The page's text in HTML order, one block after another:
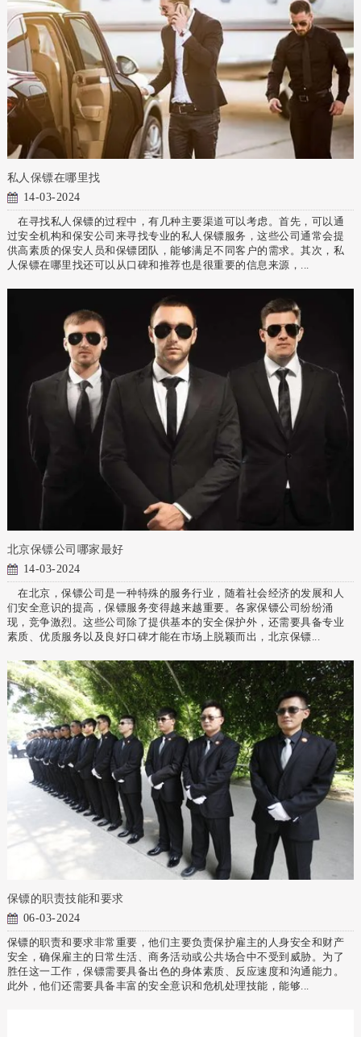
私人保镖在哪里找
14-03-2024
在寻找私人保镖的过程中，有几种主要渠道可以考虑。首先，可以通
过安全机构和保安公司来寻找专业的私人保镖服务，这些公司通常会提
供高素质的保安人员和保镖团队，能够满足不同客户的需求。其次，私
人保镖在哪里找还可以从口碑和推荐也是很重要的信息来源，...
北京保镖公司哪家最好
14-03-2024
在北京，保镖公司是一种特殊的服务行业，随着社会经济的发展和人
们安全意识的提高，保镖服务变得越来越重要。各家保镖公司纷纷涌
现，竞争激烈。这些公司除了提供基本的安全保护外，还需要具备专业
素质、优质服务以及良好口碑才能在市场上脱颖而出，北京保镖...
保镖的职责技能和要求
06-03-2024
保镖的职责和要求非常重要，他们主要负责保护雇主的人身安全和财产
安全，确保雇主的日常生活、商务活动或公共场合中不受到威胁。为了
胜任这一工作，保镖需要具备出色的身体素质、反应速度和沟通能力。
此外，他们还需要具备丰富的安全意识和危机处理技能，能够...